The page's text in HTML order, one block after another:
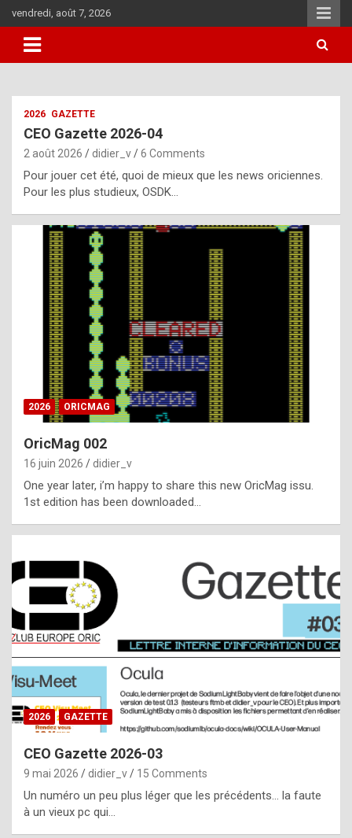
to
content
vendredi, août 7, 2026
i
u
l
y
d
i
ff
i
l
t
t
s
t
a
s
i
e
f
2026 GAZETTE
CEO Gazette 2026-04
2 août 2026 didier_v 6 Comments
Pour jouer cet été, quoi de mieux que les news oriciennes.
Pour les plus studieux, OSDK…
2026 ORICMAG
OricMag 002
16 juin 2026 didier_v
One year later, i’m happy to share this new OricMag issu.
1st edition has been downloaded…
2026 GAZETTE
CEO Gazette 2026-03
9 mai 2026 didier_v 15 Comments
Un numéro un peu plus léger que les précédents… la faute
à un vieux pc qui…